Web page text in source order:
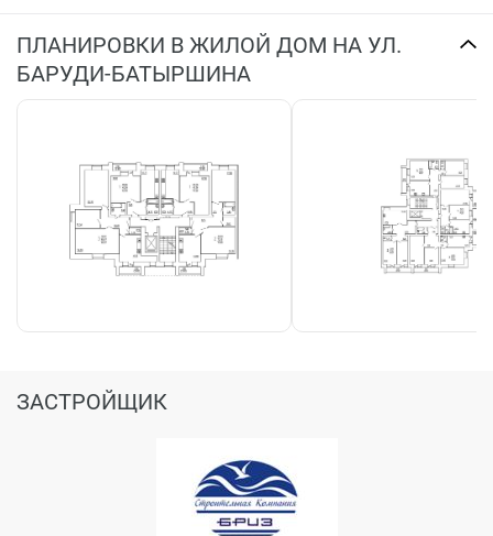
ПЛАНИРОВКИ В ЖИЛОЙ ДОМ НА УЛ.
БАРУДИ-БАТЫРШИНА
ЗАСТРОЙЩИК